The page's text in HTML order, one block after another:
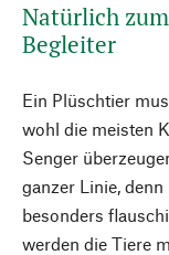
Natürlich
Begleiter
Ein Plüschtier
wohl die meisten
Senger
ganzer Linie,
besonders
werden die Tiere